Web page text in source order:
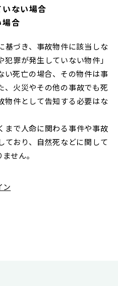
ない場合
合
基づき、事故物件に該当しな
罪が発生していない物件」
い死亡の場合、その物件は事
、火災やその他の事故でも死
物件として告知する必要はな
まで人命に関わる事件や事故
ており、自然死などに関して
せん。
ン